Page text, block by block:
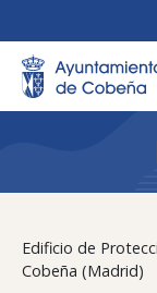
Edificio de
Cobeña (Madrid)